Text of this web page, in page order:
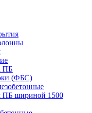
ПБ
(ФБС)
ПБ шириной 1500